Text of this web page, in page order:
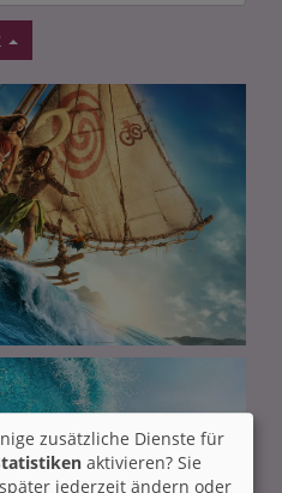
zusätzliche Dienste für
aktivieren? Sie
jederzeit ändern oder